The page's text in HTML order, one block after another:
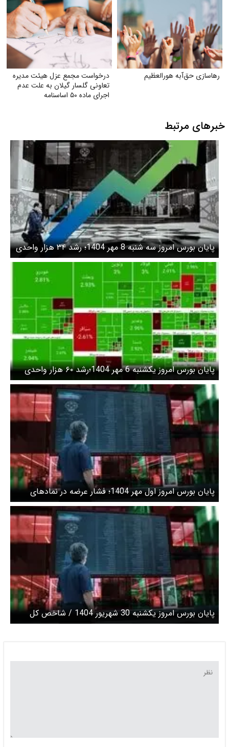
رهاسازی حق‌آبه هورالعظیم
درخواست مجمع عزل هیئت مدیره
تعاونی گلسار گیلان به علت عدم
اجرای ماده ۵۰ اساسنامه
خبرهای مرتبط
پایان بورس امروز سه شنبه 8 مهر 1404؛ رشد ۳۴ هزار واحدی
شاخص کل بورس
پایان بورس امروز یکشنبه 6 مهر 1404؛رشد ۶۰ هزار واحدی
شاخص کل
پایان بورس امروز اول مهر 1404؛ فشار عرضه در نمادهای
کوچک
پایان بورس امروز یکشنبه 30 شهریور 1404 / شاخص کل
بورس امروز 38 هزار و 248 واحد ریزش کرد